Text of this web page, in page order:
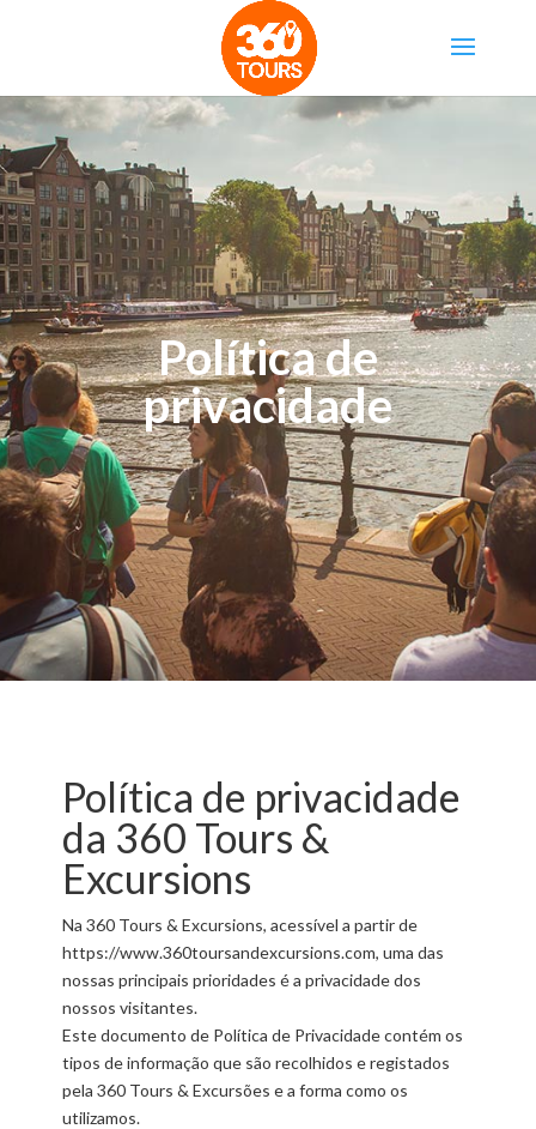
Política de
privacidade
Política de privacidade
da 360 Tours &
Excursions
Na 360 Tours & Excursions, acessível a partir de
https://www.360toursandexcursions.com, uma das
nossas principais prioridades é a privacidade dos
nossos visitantes.
Este documento de Política de Privacidade contém os
tipos de informação que são recolhidos e registados
pela 360 Tours & Excursões e a forma como os
utilizamos.